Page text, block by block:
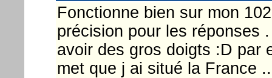
Fonctionne bien sur mon
précision pour les réponses
avoir des gros doigts :D par
met que j ai situé la France